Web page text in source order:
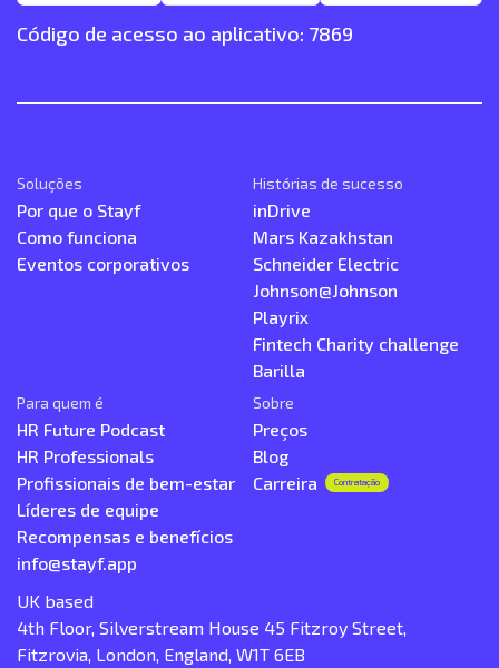
Código de acesso ao aplicativo: 7869
Soluções
Por que o Stayf
Como funciona
Eventos corporativos
Histórias de sucesso
inDrive
Mars Kazakhstan
Schneider Electric
Johnson@Johnson
Playrix
Fintech Charity challenge
Barilla
Para quem é
HR Future Podcast
HR Professionals
Profissionais de bem-estar
Líderes de equipe
Recompensas e benefícios
Sobre
Preços
Blog
Carreira
Contratação
info@stayf.app
UK based
4th Floor, Silverstream House 45 Fitzroy Street,
Fitzrovia, London, England, W1T 6EB